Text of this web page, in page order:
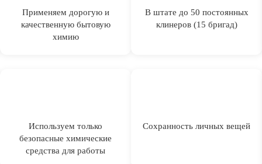
Применяем дорогую и
качественную бытовую
химию
В штате до 50 постоянных
клинеров (15 бригад)
Используем только
безопасные химические
средства для работы
Сохранность личных вещей